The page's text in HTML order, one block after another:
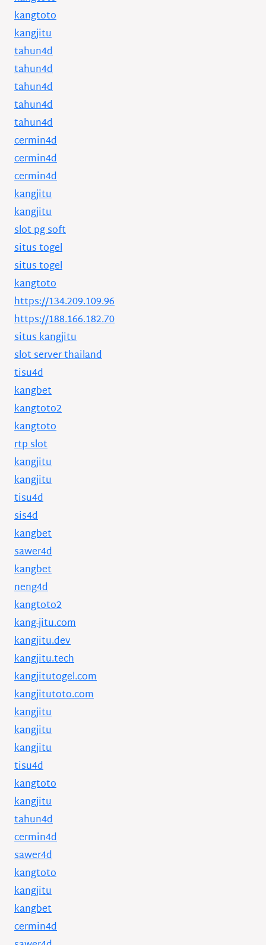
kangtoto
kangjitu
tahun4d
tahun4d
tahun4d
tahun4d
tahun4d
cermin4d
cermin4d
cermin4d
kangjitu
kangjitu
slot pg soft
situs togel
situs togel
kangtoto
https://134.209.109.96
https://188.166.182.70
situs kangjitu
slot server thailand
tisu4d
kangbet
kangtoto2
kangtoto
rtp slot
kangjitu
kangjitu
tisu4d
sis4d
kangbet
sawer4d
kangbet
neng4d
kangtoto2
kang-jitu.com
kangjitu.dev
kangjitu.tech
kangjitutogel.com
kangjitutoto.com
kangjitu
kangjitu
kangjitu
tisu4d
kangtoto
kangjitu
tahun4d
cermin4d
sawer4d
kangtoto
kangjitu
kangbet
cermin4d